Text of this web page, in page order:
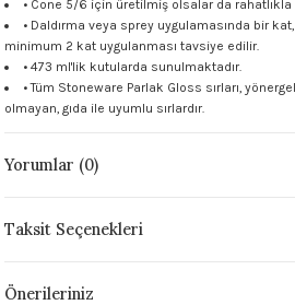
1305 °C
°C
1046 °C
• Cone 5/6 için üretilmiş olsalar da rahatlıkla
• Daldırma veya sprey uygulamasında bir
minimum 2 kat uygulanması tavsiye edilir.
• 473 ml'lik kutularda sunulmaktadır.
• Tüm Stoneware Parlak Gloss sırları,
olmayan, gıda ile uyumlu sırlardır.
Yorumlar (0)
Taksit Seçenekleri
Önerileriniz